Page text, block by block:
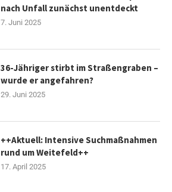
nach Unfall zunächst unentdeckt
7. Juni 2025
36-Jähriger stirbt im Straßengraben –
wurde er angefahren?
29. Juni 2025
++Aktuell: Intensive Suchmaßnahmen
rund um Weitefeld++
17. April 2025